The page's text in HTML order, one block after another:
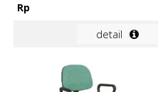
Rp
detail